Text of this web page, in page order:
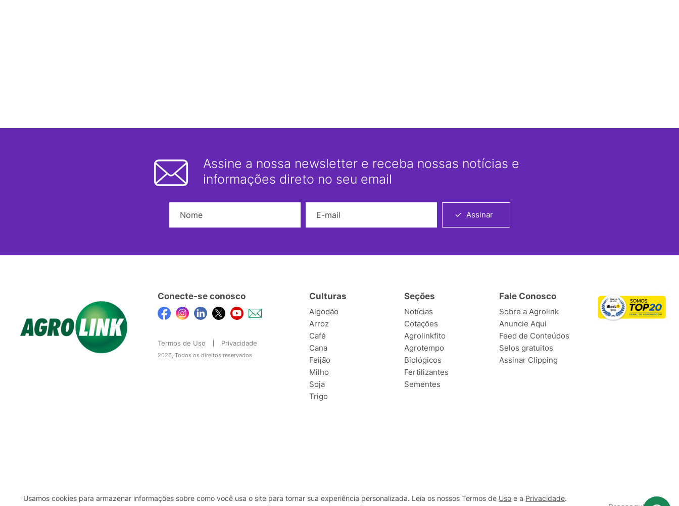
Assine a nossa newsletter e receba nossas notícias e
informações direto no seu email
Assinar
Conecte-se conosco
Termos de Uso Privacidade
2026, Todos os direitos reservados
Culturas
Algodão
Arroz
Café
Cana
Feijão
Milho
Soja
Trigo
Seções
Notícias
Cotações
Agrolinkfito
Agrotempo
Biológicos
Fertilizantes
Sementes
Fale Conosco
Sobre a Agrolink
Anuncie Aqui
Feed de Conteúdos
Selos gratuitos
Assinar Clipping
Usamos cookies para armazenar informações sobre como você usa o site para tornar sua experiência personalizada. Leia os nossos Termos de Uso e a Privacidade.